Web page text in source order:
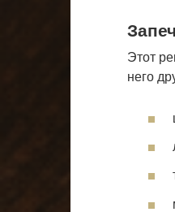
Этот
него